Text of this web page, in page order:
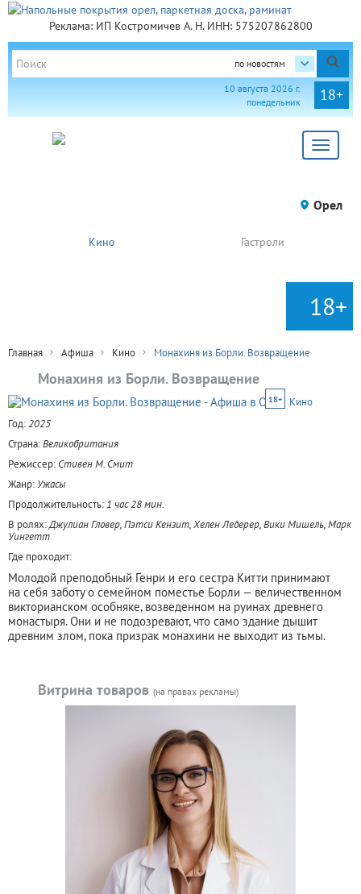
Реклама: ИП Костромичев А. Н. ИНН: 575207862800
по новостям
18+
10 августа 2026 г.
понедельник
Toggle
Орел
Кино Гастроли
18+
Главная Афиша Кино Монахиня из Борли. Возвращение
Монахиня из Борли. Возвращение
18+
Кино
Год:2025
Страна:Великобритания
Режиссер: Стивен М. Смит
Жанр: Ужасы
Продолжительность: 1 час 28 мин.
В ролях:Джулиан Гловер, Пэтси Кензит, Хелен Ледерер, Вики Мишель, Марк
Уингетт
Где проходит:
Молодой преподобный Генри и его сестра Китти принимают
на себя заботу о семейном поместье Борли — величественном
викторианском особняке, возведенном на руинах древнего
монастыря. Они и не подозревают, что само здание дышит
древним злом, пока призрак монахини не выходит из тьмы.
Витрина товаров (на правах рекламы)